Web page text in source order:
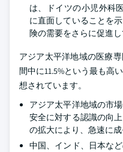
は、ドイツの小児外科
に直面していることを
険の需要をさらに促進し
アジア太平洋地域の医療
間中に11.5%という最も高
想されています。
アジア太平洋地域の市
安全に対する認識の向
の拡大により、急速に成
中国、インド、日本な